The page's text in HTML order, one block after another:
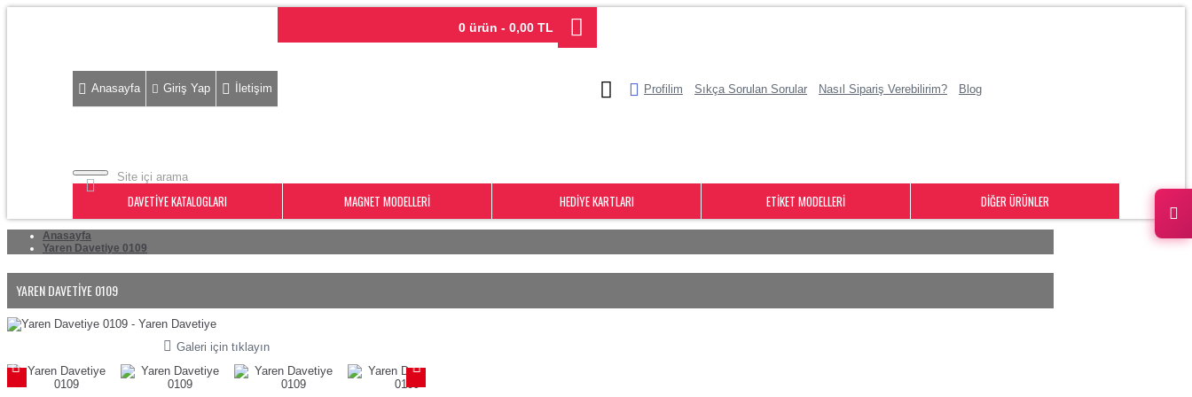
Anasayfa Giriş Yap İletişim
0 ürün - 0,00 TL
Profilim Sıkça Sorulan Sorular Nasıl Sipariş Verebilirim? Blog
DAVETIYE KATALOGLARI MAGNET MODELLERI HEDIYE KARTLARI ETIKET MODELLERI DIĞER ÜRÜNLER
Anasayfa
Yaren Davetiye 0109
YAREN DAVETIYE 0109
Galeri için tıklayın